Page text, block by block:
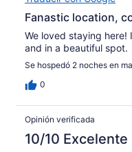
Fanastic location,
We loved staying here!
and in a beautiful spot.
Se hospedó 2 noches en
0
Opinión verificada
10/10 Excelente